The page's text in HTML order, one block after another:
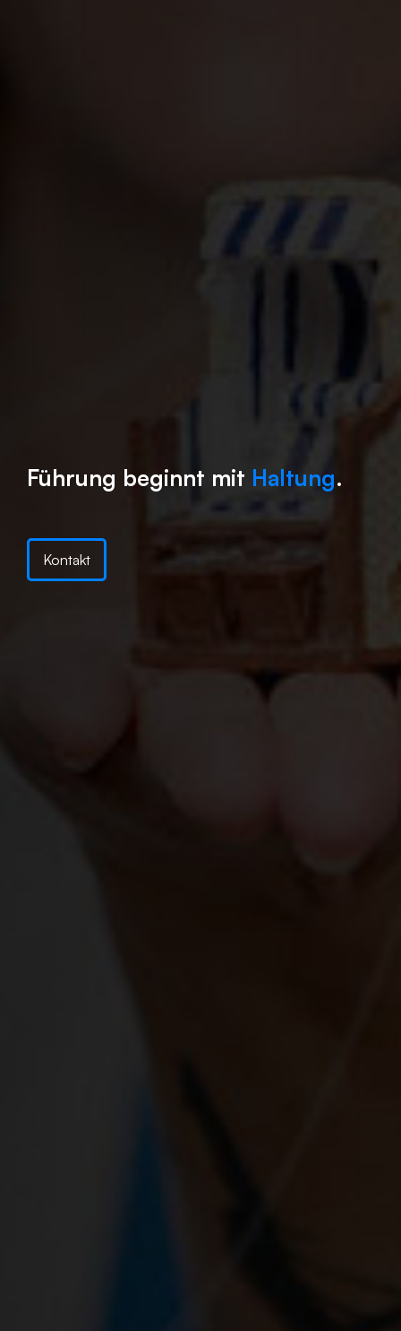
Führung beginnt mit Haltung.
Kontakt